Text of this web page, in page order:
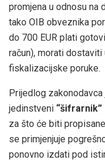
promjena u odnosu na
tako OIB obveznika
do 700 EUR plati
račun), morati
fiskalizacijske poruke.
Prijedlog
jedinstveni “šifrarnik”
za što će biti
se primjenjuje
ponovno izdati pod